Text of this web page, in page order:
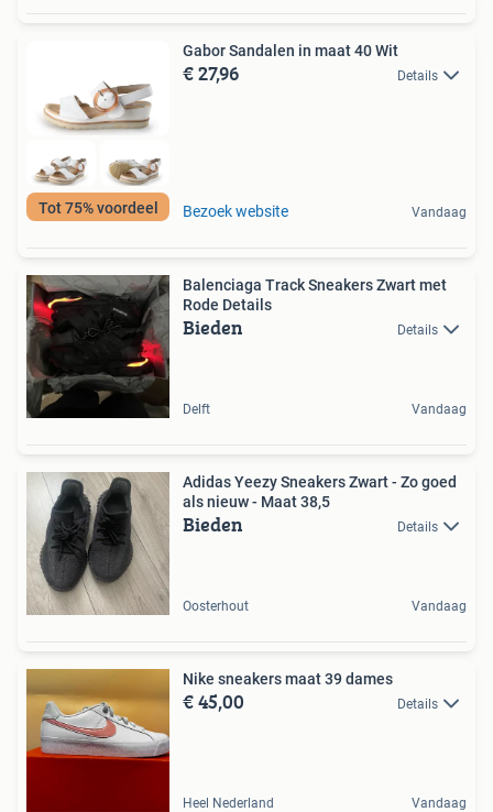
Tot 75% voordeel
Gabor Sandalen in maat 40 Wit
€ 27,96 Details
Bezoek website Vandaag
Balenciaga Track Sneakers Zwart met
Rode Details
Bieden Details
Delft Vandaag
Adidas Yeezy Sneakers Zwart - Zo goed
als nieuw - Maat 38,5
Bieden Details
Oosterhout Vandaag
Nike sneakers maat 39 dames
€ 45,00 Details
Heel Nederland Vandaag